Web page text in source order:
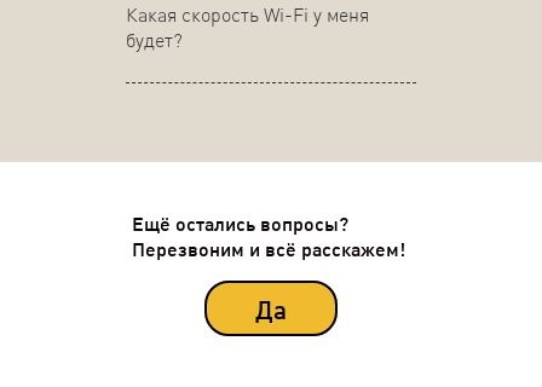
Какая скорость Wi-Fi у меня
будет?
Ещё остались вопросы?
Перезвоним и всё расскажем!
Да